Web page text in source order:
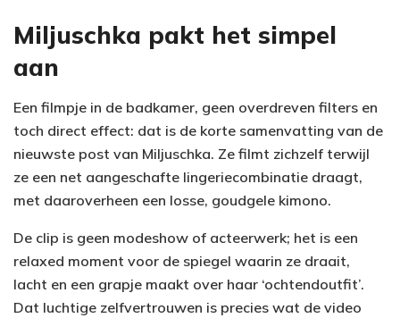
Miljuschka pakt het simpel
aan
Een filmpje in de badkamer, geen overdreven filters en
toch direct effect: dat is de korte samenvatting van de
nieuwste post van Miljuschka. Ze filmt zichzelf terwijl
ze een net aangeschafte lingeriecombinatie draagt,
met daaroverheen een losse, goudgele kimono.
De clip is geen modeshow of acteerwerk; het is een
relaxed moment voor de spiegel waarin ze draait,
lacht en een grapje maakt over haar ‘ochtendoutfit’.
Dat luchtige zelfvertrouwen is precies wat de video